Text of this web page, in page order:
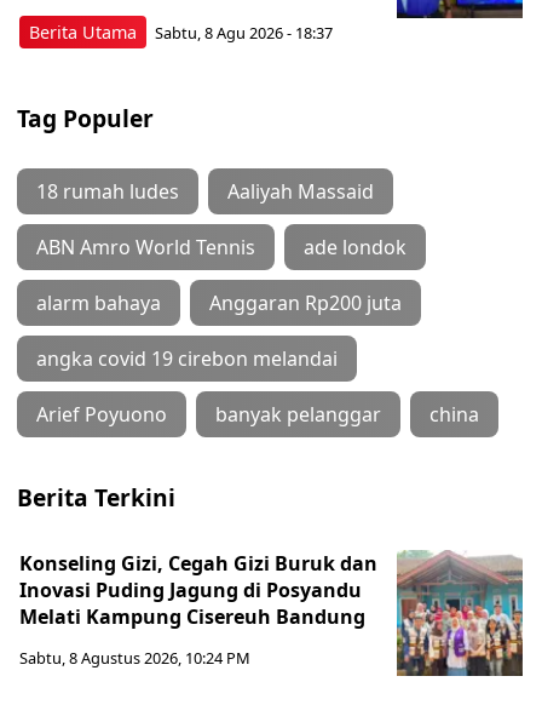
Berita Utama Sabtu, 8 Agu 2026 - 18:37
Tag Populer
18 rumah ludes Aaliyah Massaid
ABN Amro World Tennis ade londok
alarm bahaya Anggaran Rp200 juta
angka covid 19 cirebon melandai
Arief Poyuono banyak pelanggar china
Berita Terkini
Konseling Gizi, Cegah Gizi Buruk dan
Inovasi Puding Jagung di Posyandu
Melati Kampung Cisereuh Bandung
Sabtu, 8 Agustus 2026, 10:24 PM